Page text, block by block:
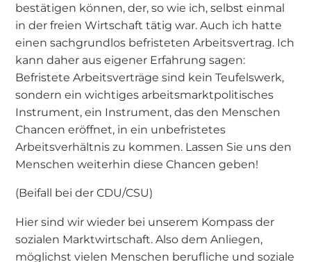
bestätigen können, der, so wie ich, selbst einmal
in der freien Wirtschaft tätig war. Auch ich hatte
einen sachgrundlos befristeten Arbeitsvertrag. Ich
kann daher aus eigener Erfahrung sagen:
Befristete Arbeitsverträge sind kein Teufelswerk,
sondern ein wichtiges arbeitsmarktpolitisches
Instrument, ein Instrument, das den Menschen
Chancen eröffnet, in ein unbefristetes
Arbeitsverhältnis zu kommen. Lassen Sie uns den
Menschen weiterhin diese Chancen geben!
(Beifall bei der CDU/CSU)
Hier sind wir wieder bei unserem Kompass der
sozialen Marktwirtschaft. Also dem Anliegen,
möglichst vielen Menschen berufliche und soziale